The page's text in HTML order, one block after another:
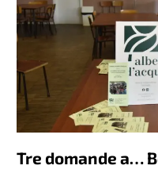
Tre domande a…